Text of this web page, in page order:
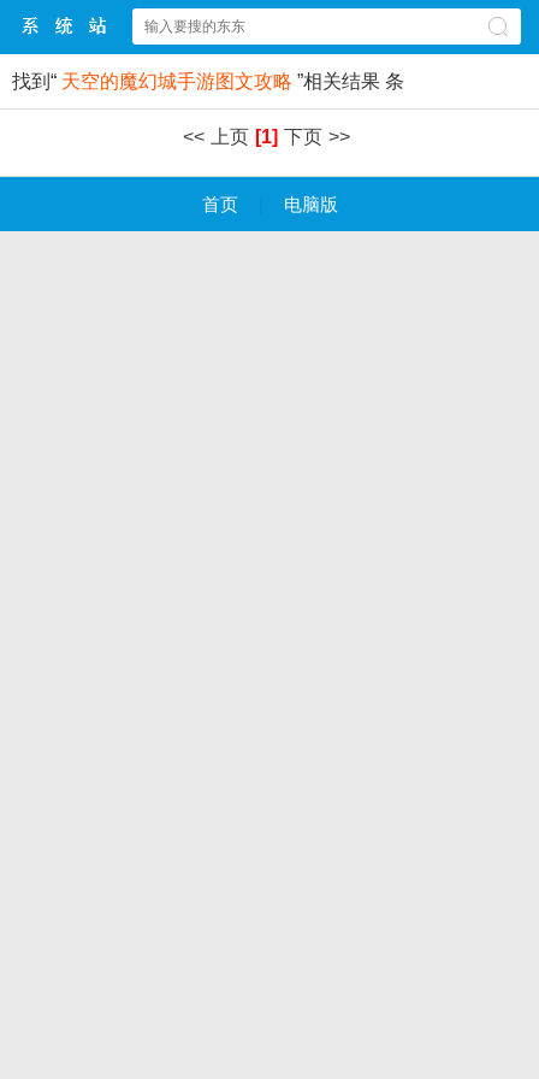
找到“ 天空的魔幻城手游图文攻略 ”相关结果 条
<< 上页 [1] 下页 >>
首页 电脑版